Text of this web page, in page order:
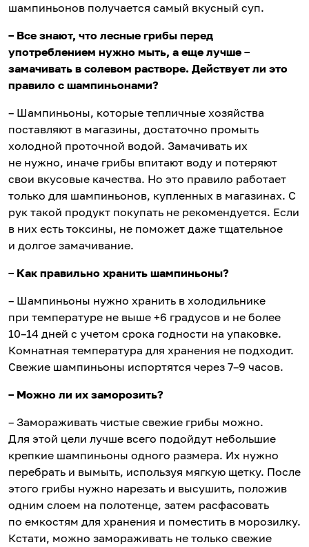
шампиньонов получается самый вкусный суп.
– Все знают, что лесные грибы перед
употреблением нужно мыть, а еще лучше –
замачивать в солевом растворе. Действует ли это
правило с шампиньонами?
– Шампиньоны, которые тепличные хозяйства
поставляют в магазины, достаточно промыть
холодной проточной водой. Замачивать их
не нужно, иначе грибы впитают воду и потеряют
свои вкусовые качества. Но это правило работает
только для шампиньонов, купленных в магазинах. С
рук такой продукт покупать не рекомендуется. Если
в них есть токсины, не поможет даже тщательное
и долгое замачивание.
– Как правильно хранить шампиньоны?
– Шампиньоны нужно хранить в холодильнике
при температуре не выше +6 градусов и не более
10–14 дней с учетом срока годности на упаковке.
Комнатная температура для хранения не подходит.
Свежие шампиньоны испортятся через 7–9 часов.
– Можно ли их заморозить?
– Замораживать чистые свежие грибы можно.
Для этой цели лучше всего подойдут небольшие
крепкие шампиньоны одного размера. Их нужно
перебрать и вымыть, используя мягкую щетку. После
этого грибы нужно нарезать и высушить, положив
одним слоем на полотенце, затем расфасовать
по емкостям для хранения и поместить в морозилку.
Кстати, можно замораживать не только свежие